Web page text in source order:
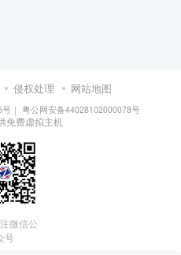
侵权处理 网站地图
号 ｜ 粤公网安备44028102000078号
免费虚拟主机
微信公
号